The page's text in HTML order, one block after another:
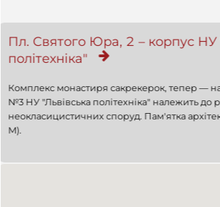
Пл. Святого Юра, 2 – корпус НУ
політехніка"
Комплекс монастиря сакрекерок, тепер —
№3 НУ "Львівська політехніка" належить до
неокласицистичних споруд. Пам'ятка
М).